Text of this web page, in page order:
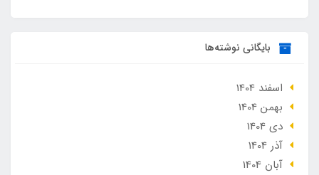
بایگانی نوشته‌ها
اسفند 1404
بهمن 1404
دی 1404
آذر 1404
آبان 1404